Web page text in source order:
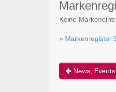
Keine
» Markenregister
News, Events